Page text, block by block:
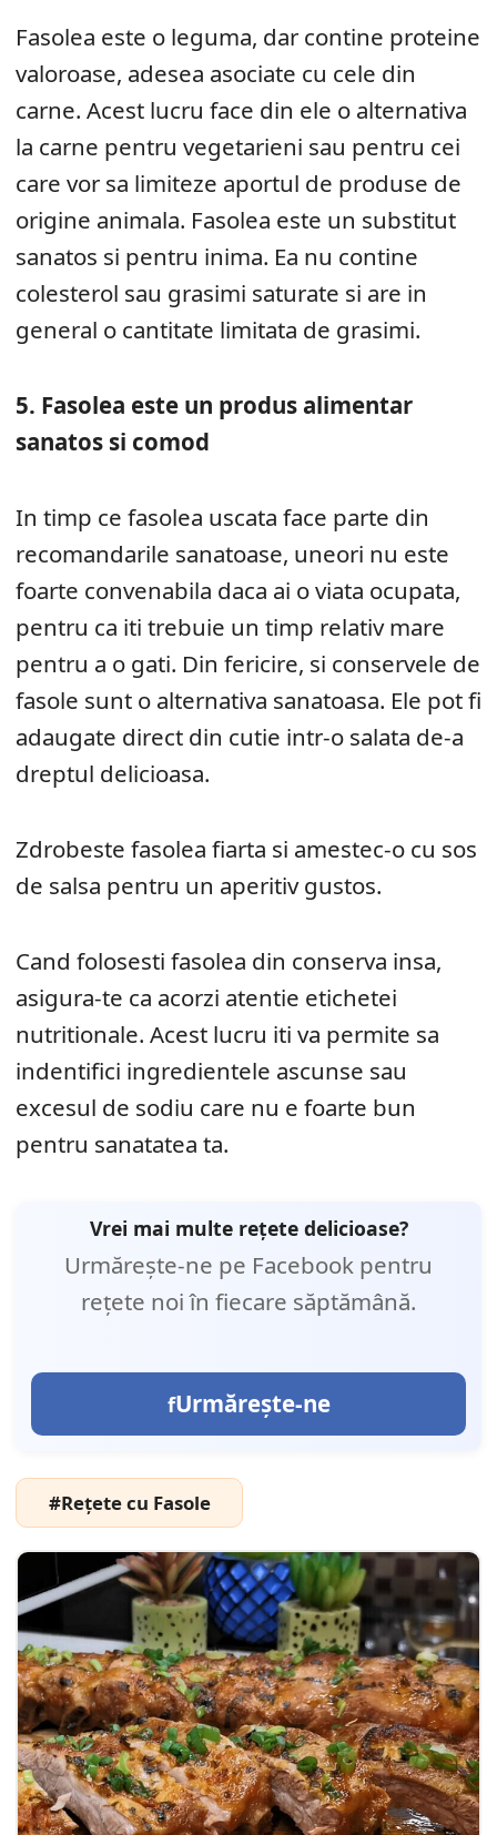
Fasolea este o leguma, dar contine proteine
valoroase, adesea asociate cu cele din
carne. Acest lucru face din ele o alternativa
la carne pentru vegetarieni sau pentru cei
care vor sa limiteze aportul de produse de
origine animala. Fasolea este un substitut
sanatos si pentru inima. Ea nu contine
colesterol sau grasimi saturate si are in
general o cantitate limitata de grasimi.
5. Fasolea este un produs alimentar
sanatos si comod
In timp ce fasolea uscata face parte din
recomandarile sanatoase, uneori nu este
foarte convenabila daca ai o viata ocupata,
pentru ca iti trebuie un timp relativ mare
pentru a o gati. Din fericire, si conservele de
fasole sunt o alternativa sanatoasa. Ele pot fi
adaugate direct din cutie intr-o salata de-a
dreptul delicioasa.
Zdrobeste fasolea fiarta si amestec-o cu sos
de salsa pentru un aperitiv gustos.
Cand folosesti fasolea din conserva insa,
asigura-te ca acorzi atentie etichetei
nutritionale. Acest lucru iti va permite sa
indentifici ingredientele ascunse sau
excesul de sodiu care nu e foarte bun
pentru sanatatea ta.
Vrei mai multe rețete delicioase?
Urmărește-ne pe Facebook pentru
rețete noi în fiecare săptămână.
Urmărește-ne
#Rețete cu Fasole